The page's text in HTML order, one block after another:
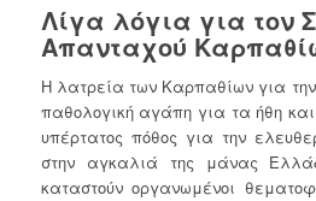
Λίγα λόγια για τον
Απανταχού
Η λατρεία των Καρπαθίων για την
παθολογική αγάπη για τα ήθη και
υπέρτατος πόθος για την
στην αγκαλιά της μάνας
καταστούν οργανωμένοι